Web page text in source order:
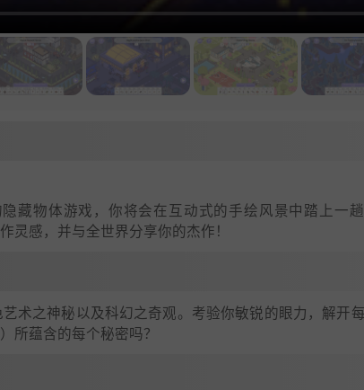
藏物体游戏，你将会在互动式的手绘风景中踏上一
灵感，并与全世界分享你的杰作！
术之神秘以及科幻之奇观。考验你敏锐的眼力，解开
所蕴含的每个秘密吗？